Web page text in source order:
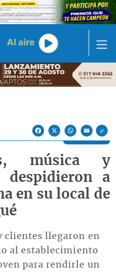
Al aire
FacebookX WhatsAppEmail
música y
despidieron a
en su local de
clientes llegaron en
al establecimiento
para rendirle un